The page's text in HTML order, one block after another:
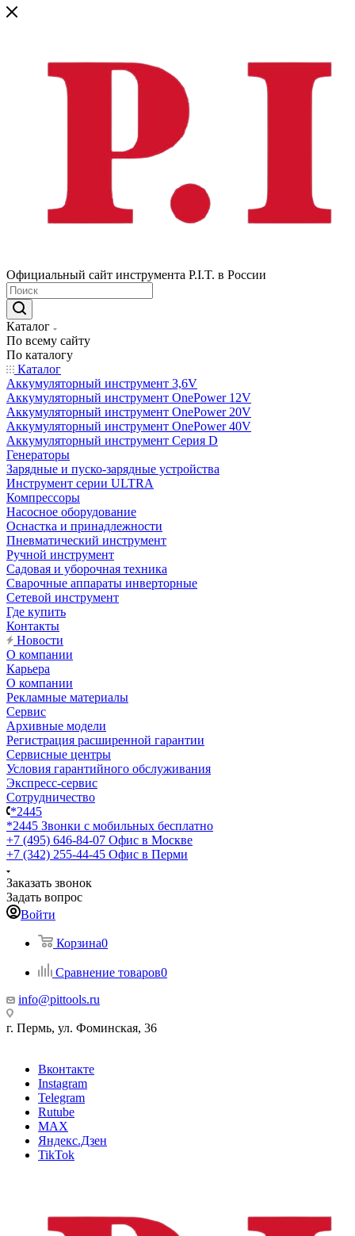
Официальный сайт инструмента P.I.T. в России
Каталог
По всему сайту
По каталогу
Каталог
Аккумуляторный инструмент 3,6V
Аккумуляторный инструмент OnePower 12V
Аккумуляторный инструмент OnePower 20V
Аккумуляторный инструмент OnePower 40V
Аккумуляторный инструмент Серия D
Генераторы
Зарядные и пуско-зарядные устройства
Инструмент серии ULTRA
Компрессоры
Насосное оборудование
Оснастка и принадлежности
Пневматический инструмент
Ручной инструмент
Садовая и уборочная техника
Сварочные аппараты инверторные
Сетевой инструмент
Где купить
Контакты
Новости
О компании
Карьера
О компании
Рекламные материалы
Сервис
Архивные модели
Регистрация расширенной гарантии
Сервисные центры
Условия гарантийного обслуживания
Экспресс-сервис
Сотрудничество
*2445
*2445 Звонки с мобильных бесплатно
+7 (495) 646-84-07 Офис в Москве
+7 (342) 255-44-45 Офис в Перми
Заказать звонок
Задать вопрос
Войти
Корзина0
Сравнение товаров0
info@pittools.ru
г. Пермь, ул. Фоминская, 36
Вконтакте
Instagram
Telegram
Rutube
MAX
Яндекс.Дзен
TikTok